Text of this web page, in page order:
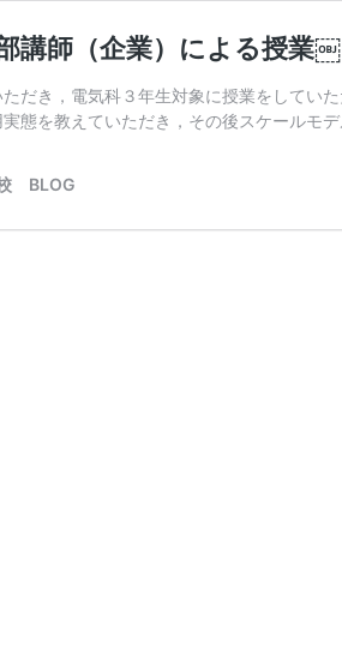
部講師（企業）による授業￼
だき，電気科３年生対象に授業をしてい
実態を教えていただき，その後スケールモ
BLOG